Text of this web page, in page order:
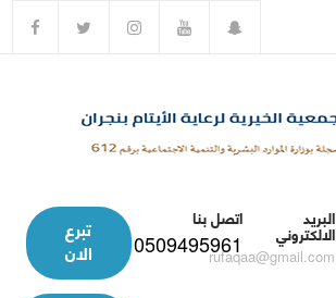
البريد
الالكتروني
rufaqaa@gmail.com
اتصل بنا
0509495961 تبرع
الان